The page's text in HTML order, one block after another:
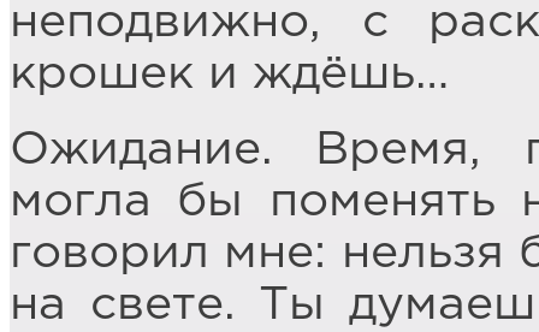
неподвижно, с
крошек и ждёшь…
Ожидание. Время,
могла бы поменять
говорил мне: нельзя
на свете. Ты